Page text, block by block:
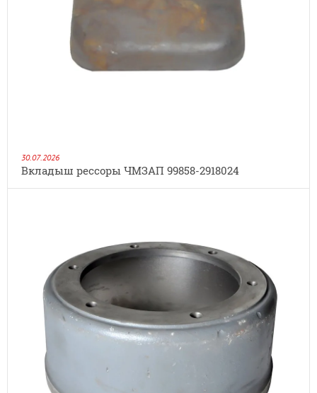
30.07.2026
Вкладыш рессоры ЧМЗАП 99858-2918024